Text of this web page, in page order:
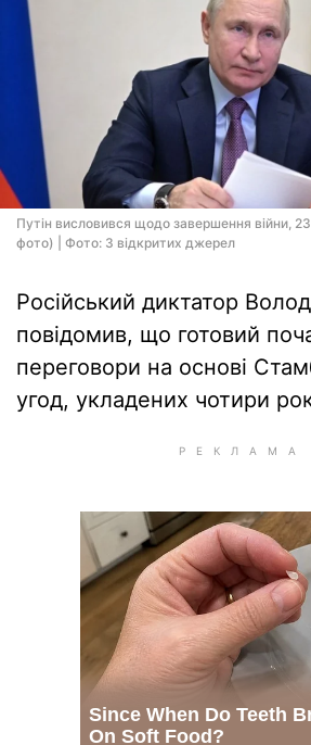
Путін висловився щодо завершення війни,
фото) | Фото: З відкритих джерел
Російський диктатор
повідомив, що готовий
переговори на основі
угод, укладених чотири